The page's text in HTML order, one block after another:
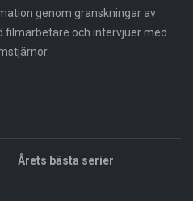
genom granskningar av
filmarbetare och intervjuer med
Årets bästa serier